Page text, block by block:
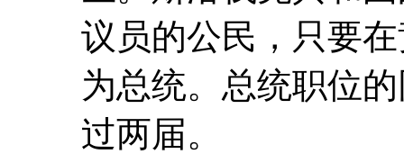
议员的公民，只要
为总统。总统职位
过两届。